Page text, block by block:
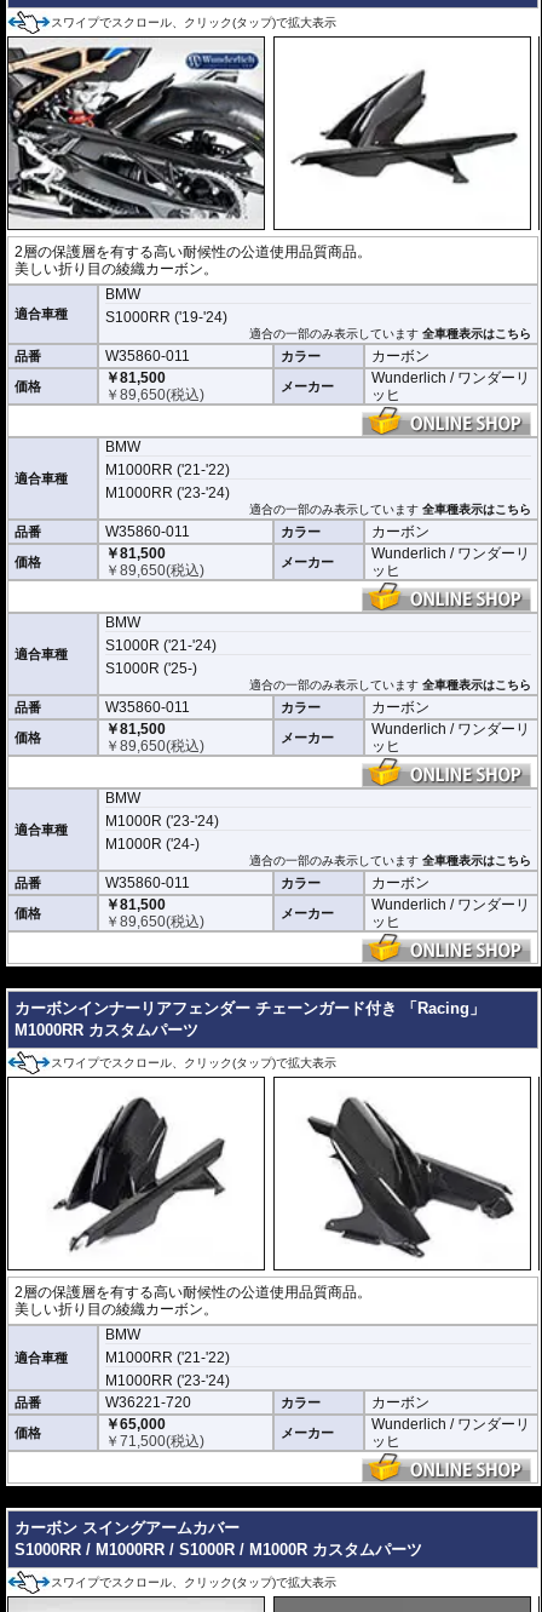
スワイプでスクロール、クリック(タップ)で拡大表示
2層の保護層を有する高い耐候性の公道使用品質商品。
美しい折り目の綾織カーボン。
適合車種
BMW
S1000RR ('19-'24)
適合の一部のみ表示しています全車種表示はこちら
品番 W35860-011 カラー カーボン
価格
￥81,500
￥89,650(税込) メーカー
Wunderlich / ワンダーリ
ッヒ
適合車種
BMW
M1000RR ('21-'22)
M1000RR ('23-'24)
適合の一部のみ表示しています全車種表示はこちら
品番 W35860-011 カラー カーボン
価格
￥81,500
￥89,650(税込) メーカー
Wunderlich / ワンダーリ
ッヒ
適合車種
BMW
S1000R ('21-'24)
S1000R ('25-)
適合の一部のみ表示しています全車種表示はこちら
品番 W35860-011 カラー カーボン
価格
￥81,500
￥89,650(税込) メーカー
Wunderlich / ワンダーリ
ッヒ
適合車種
BMW
M1000R ('23-'24)
M1000R ('24-)
適合の一部のみ表示しています全車種表示はこちら
品番 W35860-011 カラー カーボン
価格
￥81,500
￥89,650(税込) メーカー
Wunderlich / ワンダーリ
ッヒ
カーボンインナーリアフェンダー チェーンガード付き 「Racing」
M1000RR カスタムパーツ
スワイプでスクロール、クリック(タップ)で拡大表示
2層の保護層を有する高い耐候性の公道使用品質商品。
美しい折り目の綾織カーボン。
適合車種
BMW
M1000RR ('21-'22)
M1000RR ('23-'24)
品番 W36221-720 カラー カーボン
価格
￥65,000
￥71,500(税込) メーカー
Wunderlich / ワンダーリ
ッヒ
カーボン スイングアームカバー
S1000RR / M1000RR / S1000R / M1000R カスタムパーツ
スワイプでスクロール、クリック(タップ)で拡大表示